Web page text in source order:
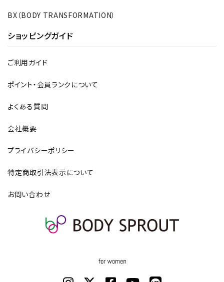
BX（BODY TRANSFORMATION）
ショッピングガイド
ご利用ガイド
ポイント・会員ランクについて
よくある質問
会社概要
プライバシーポリシー
特定商取引法表示について
お問い合わせ